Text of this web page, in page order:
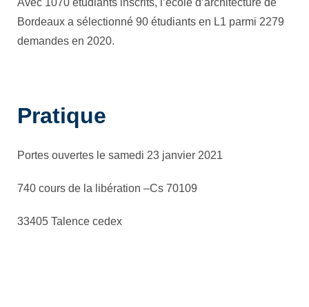
Avec 1070 étudiants inscrits, l’école d’architecture de
Bordeaux a sélectionné 90 étudiants en L1 parmi 2279
demandes en 2020.
Pratique
Portes ouvertes le samedi 23 janvier 2021
740 cours de la libération –Cs 70109
33405 Talence cedex